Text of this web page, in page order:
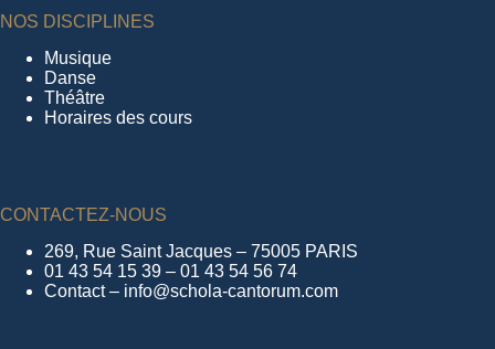
NOS DISCIPLINES
Musique
Danse
Théâtre
Horaires des cours
CONTACTEZ-NOUS
269, Rue Saint Jacques – 75005 PARIS
01 43 54 15 39 – 01 43 54 56 74
Contact – info@schola-cantorum.com